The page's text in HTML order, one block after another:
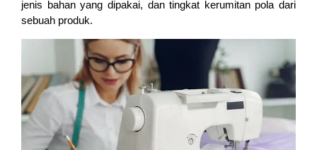
jenis bahan yang dipakai, dan tingkat kerumitan pola dari
sebuah produk.